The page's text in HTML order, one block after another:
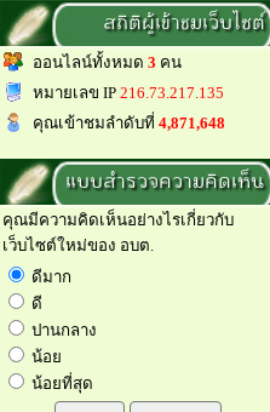
สถิติผู้เข้าชมเว็บไซต์
ออนไลน์ทั้งหมด 3 คน
หมายเลข IP 216.73.217.135
คุณเข้าชมลำดับที่ 4,871,648
แบบสำรวจความคิดเห็น
คุณมีความคิดเห็นอย่างไรเกี่ยวกับ
เว็บไซต์ใหม่ของ อบต.
ดีมาก
ดี
ปานกลาง
น้อย
น้อยที่สุด